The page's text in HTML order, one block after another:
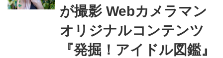
が撮影 Webカメラマン
オリジナルコンテンツ
『発掘！アイドル図鑑』